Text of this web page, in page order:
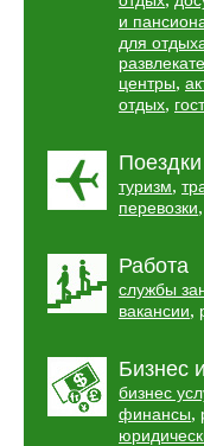
и
для
центры,
отдых,
Поездки
туризм,
перевозки,
Работа
службы
вакансии,
Бизнес
бизнес
финансы,